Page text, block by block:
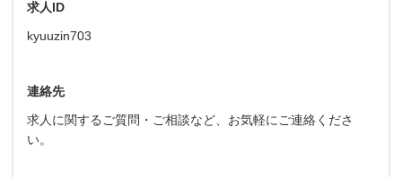
求人ID
kyuuzin703
連絡先
求人に関するご質問・ご相談など、お気軽にご連絡くださ
い。